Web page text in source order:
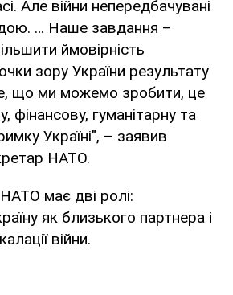
Але війни непередбачувані
… Наше завдання –
ймовірність
зору України результату
що ми можемо зробити, це
фінансову, гуманітарну та
Україні", – заявив
НАТО.
має дві ролі:
як близького партнера і
війни.